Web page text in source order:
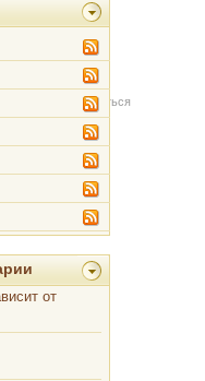
от
Вы можете связаться